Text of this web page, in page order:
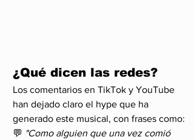
¿Qué dicen las redes?
Los comentarios en TikTok y YouTube
han dejado claro el hype que ha
generado este musical, con frases como:
💬 "Como alguien que una vez comió